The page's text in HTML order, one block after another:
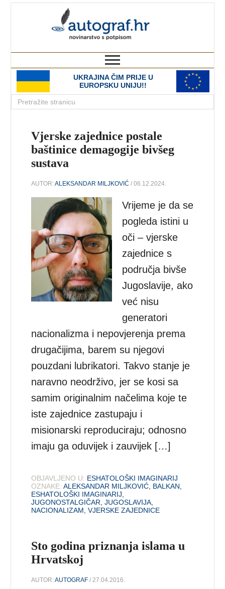
UKRAJINA ČIM PRIJE U
EUROPSKU UNIJU!!
Vjerske zajednice postale
baštinice demagogije bivšeg
sustava
AUTOR:ALEKSANDAR MILJKOVIĆ / 06.12.2024.
Vrijeme je da se
pogleda istini u
oči – vjerske
zajednice s
područja bivše
Jugoslavije, ako
već nisu
generatori
nacionalizma i nepovjerenja prema
drugačijima, barem su njegovi
pouzdani lubrikatori. Takvo stanje je
naravno neodrživo, jer se kosi sa
samim originalnim načelima koje te
iste zajednice zastupaju i
misionarski reproduciraju; odnosno
imaju ga oduvijek i zauvijek […]
OBJAVLJENO U: ESHATOLOŠKI IMAGINARIJ
OZNAKE: ALEKSANDAR MILJKOVIĆ BALKAN
ESHATOLOŠKI IMAGINARIJ
JUGONOSTALGIČAR ,JUGOSLAVIJA
NACIONALIZAM ,VJERSKE ZAJEDNICE
Sto godina priznanja islama u
Hrvatskoj
AUTOR:AUTOGRAF / 27.04.2016.